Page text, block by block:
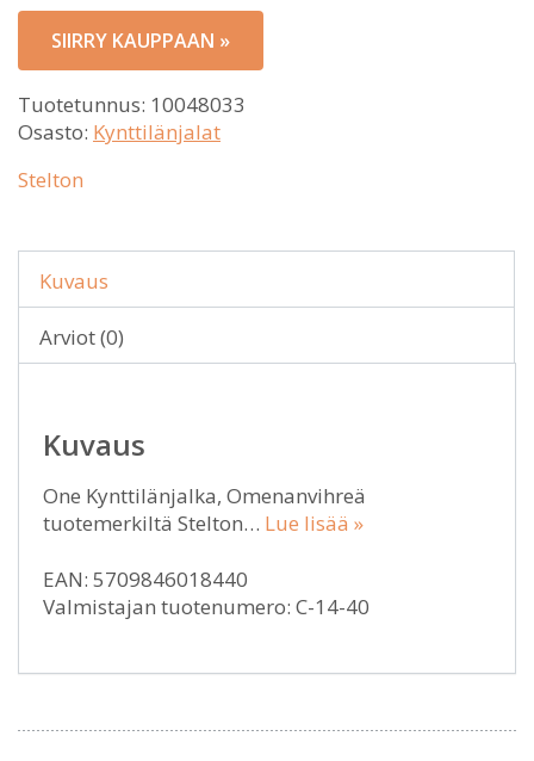
SIIRRY KAUPPAAN »
Tuotetunnus: 10048033
Osasto: Kynttilänjalat
Stelton
Kuvaus
Arviot (0)
Kuvaus
One Kynttilänjalka, Omenanvihreä
tuotemerkiltä Stelton… Lue lisää »
EAN: 5709846018440
Valmistajan tuotenumero: C-14-40